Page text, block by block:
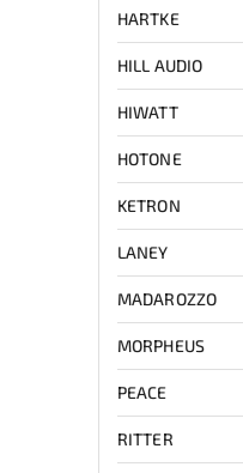
HARTKE
HILL AUDIO
HIWATT
HOTONE
KETRON
LANEY
MADAROZZO
MORPHEUS
PEACE
RITTER